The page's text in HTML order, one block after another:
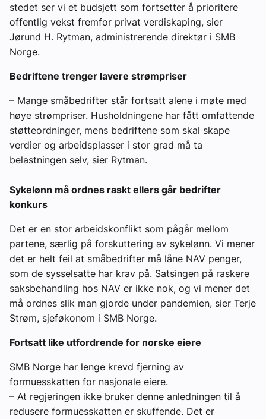
stedet ser vi et budsjett som fortsetter å prioritere
offentlig vekst fremfor privat verdiskaping, sier
Jørund H. Rytman, administrerende direktør i SMB
Norge.
Bedriftene trenger lavere strømpriser
– Mange småbedrifter står fortsatt alene i møte med
høye strømpriser. Husholdningene har fått omfattende
støtteordninger, mens bedriftene som skal skape
verdier og arbeidsplasser i stor grad må ta
belastningen selv, sier Rytman.
Sykelønn må ordnes raskt ellers går bedrifter
konkurs
Det er en stor arbeidskonflikt som pågår mellom
partene, særlig på forskuttering av sykelønn. Vi mener
det er helt feil at småbedrifter må låne NAV penger,
som de sysselsatte har krav på. Satsingen på raskere
saksbehandling hos NAV er ikke nok, og vi mener det
må ordnes slik man gjorde under pandemien, sier Terje
Strøm, sjeføkonom i SMB Norge.
Fortsatt like utfordrende for norske eiere
SMB Norge har lenge krevd fjerning av
formuesskatten for nasjonale eiere.
– At regjeringen ikke bruker denne anledningen til å
redusere formuesskatten er skuffende. Det er